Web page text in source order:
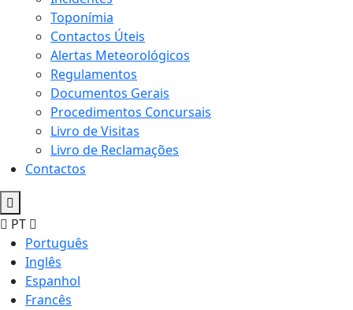
Toponímia
Contactos Úteis
Alertas Meteorológicos
Regulamentos
Documentos Gerais
Procedimentos Concursais
Livro de Visitas
Livro de Reclamações
Contactos
PT
Português
Inglês
Espanhol
Francês